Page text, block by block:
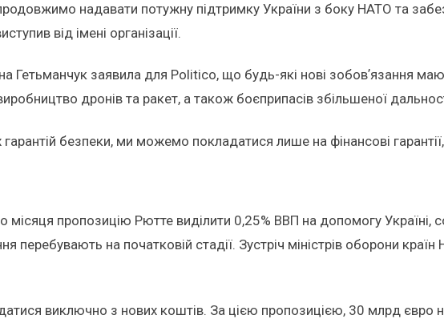
надавати потужну підтримку України з боку НАТО та
від імені організації.
Гетьманчук заявила для Politico, що будь-які нові зобовʼязання
дронів та ракет, а також боєприпасів збільшеної
безпеки, ми можемо покладатися лише на фінансові
пропозицію Рютте виділити 0,25% ВВП на допомогу Україні,
перебувають на початковій стадії. Зустріч міністрів оборони
виключно з нових коштів. За цією пропозицією, 30 млрд євро